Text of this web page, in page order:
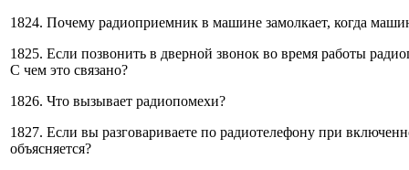
1824. Почему радиоприемник в машине замолкает, когда
1825. Если позвонить в дверной звонок во время работы
С чем это связано?
1826. Что вызывает радиопомехи?
1827. Если вы разговариваете по радиотелефону при
объясняется?